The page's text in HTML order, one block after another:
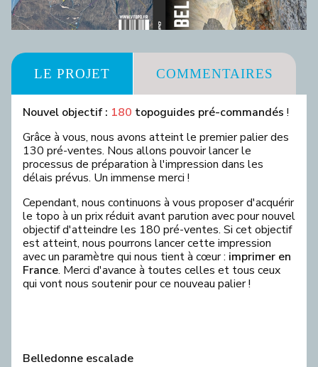
LE PROJET COMMENTAIRES
Nouvel objectif : 180 topoguides pré-commandés !
Grâce à vous, nous avons atteint le premier palier des
130 pré-ventes. Nous allons pouvoir lancer le
processus de préparation à l'impression dans les
délais prévus. Un immense merci !
Cependant, nous continuons à vous proposer d'acquérir
le topo à un prix réduit avant parution avec pour nouvel
objectif d'atteindre les 180 pré-ventes. Si cet objectif
est atteint, nous pourrons lancer cette impression
avec un paramètre qui nous tient à cœur : imprimer en
France. Merci d'avance à toutes celles et tous ceux
qui vont nous soutenir pour ce nouveau palier !
Belledonne escalade